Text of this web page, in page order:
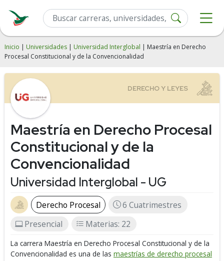
Inicio | Universidades | Universidad Interglobal | Maestría en Derecho
Procesal Constitucional y de la Convencionalidad
Maestría en Derecho Procesal
Constitucional y de la
Convencionalidad
Universidad Interglobal - UG
Derecho Procesal
6 Cuatrimestres
Presencial
Materias: 22
La carrera Maestría en Derecho Procesal Constitucional y de la
Convencionalidad es una de las maestrías de derecho procesal